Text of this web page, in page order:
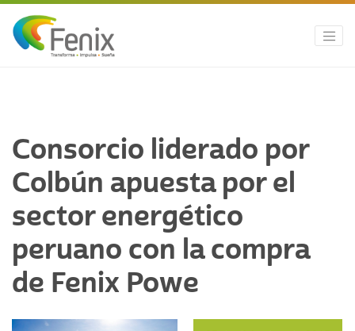
Consorcio liderado por
Colbún apuesta por el
sector energético
peruano con la compra
de Fenix Powe